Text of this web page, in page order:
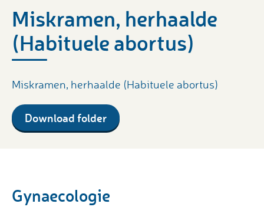
Miskramen, herhaalde
(Habituele abortus)
Miskramen, herhaalde (Habituele abortus)
Download folder
Gynaecologie